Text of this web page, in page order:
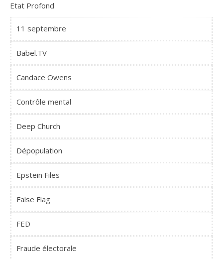
Etat Profond
11 septembre
Babel.TV
Candace Owens
Contrôle mental
Deep Church
Dépopulation
Epstein Files
False Flag
FED
Fraude électorale